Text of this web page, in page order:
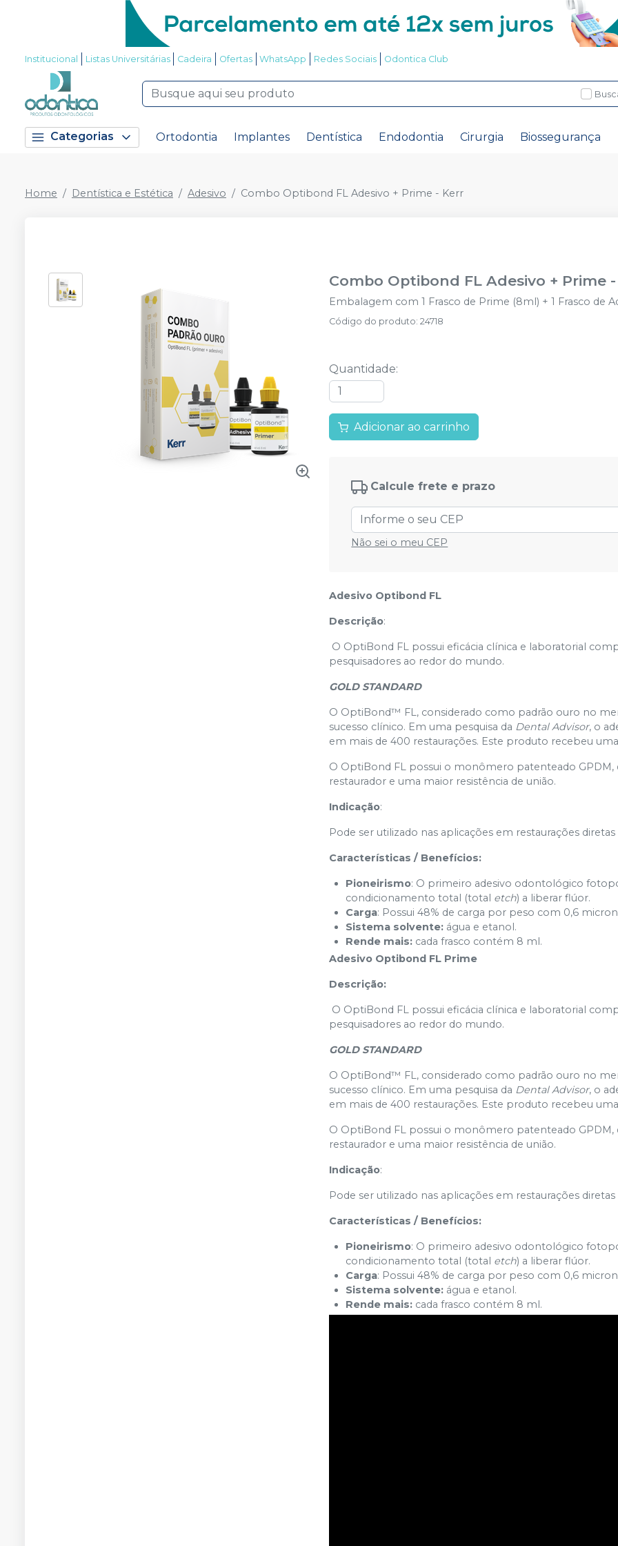
Institucional Listas Universitárias Cadeira Ofertas WhatsApp Redes Sociais Odontica Club
Categorias Ortodontia Implantes Dentística Endodontia Cirurgia Biossegurança
Home Dentística e Estética Adesivo Combo Optibond FL Adesivo + Prime - Kerr
Combo Optibond FL Adesivo + Prime
Embalagem com 1 Frasco de Prime (8ml) + 1 Frasco de
Código do produto:24718
Quantidade:
Adicionar ao carrinho
Calcule frete e prazo
Não sei o meu CEP
Adesivo Optibond FL
Descrição:
O OptiBond FL possui eficácia clínica e laboratorial
pesquisadores ao redor do mundo.
GOLD STANDARD
O OptiBond™ FL, considerado como padrão ouro no
sucesso clínico. Em uma pesquisa da Dental Advisor, o
em mais de 400 restaurações. Este produto recebeu
O OptiBond FL possui o monômero patenteado
restaurador e uma maior resistência de união.
Indicação:
Pode ser utilizado nas aplicações em restaurações
Características / Benefícios:
Pioneirismo: O primeiro adesivo odontológico
condicionamento total (total etch) a liberar flúor.
Carga: Possui 48% de carga por peso com 0,6
Sistema solvente: água e etanol.
Rende mais: cada frasco contém 8 ml.
Adesivo Optibond FL Prime
Descrição:
O OptiBond FL possui eficácia clínica e laboratorial
pesquisadores ao redor do mundo.
GOLD STANDARD
O OptiBond™ FL, considerado como padrão ouro no
sucesso clínico. Em uma pesquisa da Dental Advisor, o
em mais de 400 restaurações. Este produto recebeu
O OptiBond FL possui o monômero patenteado
restaurador e uma maior resistência de união.
Indicação:
Pode ser utilizado nas aplicações em restaurações
Características / Benefícios:
Pioneirismo: O primeiro adesivo odontológico
condicionamento total (total etch) a liberar flúor.
Carga: Possui 48% de carga por peso com 0,6
Sistema solvente: água e etanol.
Rende mais: cada frasco contém 8 ml.